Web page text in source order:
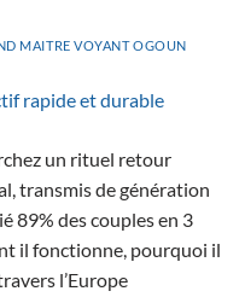
MAITRE VOYANT OGOUN
un rituel retour
transmis de génération
89% des couples en 3
il fonctionne, pourquoi il
l’Europe